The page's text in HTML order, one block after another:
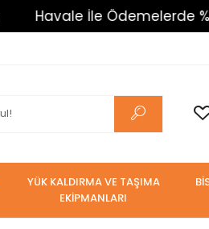
Havale İle Ödemelerde %3
YÜK KALDIRMA VE TAŞIMA
EKİPMANLARI